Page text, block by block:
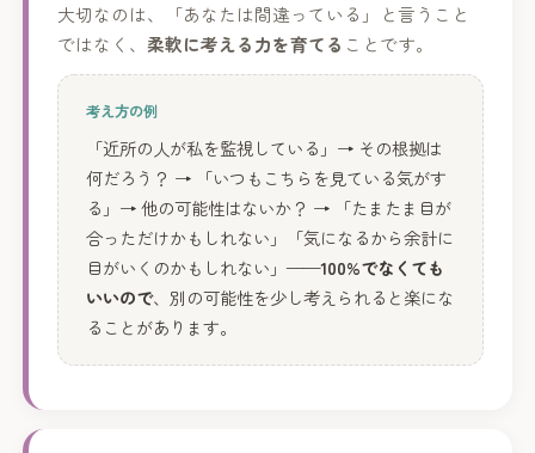
大切なのは、「あなたは間違っている」と言うこと
ではなく、柔軟に考える力を育てる ことです。
考え方の例
「近所の人が私を監視している」→ その根拠は
何だろう？ → 「いつもこちらを見ている気がす
る」→ 他の可能性はないか？ → 「たまたま目が
合っただけかもしれない」「気になるから余計に
目がいくのかもしれない」——100%でなくても
いいので、別の可能性を少し考えられると楽にな
ることがあります。